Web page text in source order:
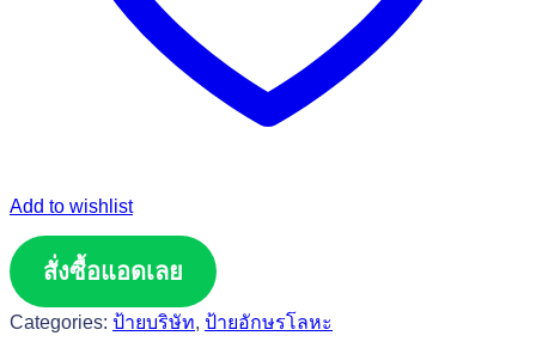
Add to wishlist
สั่งซื้อแอดเลย
Categories: ป้ายบริษัท, ป้ายอักษรโลหะ